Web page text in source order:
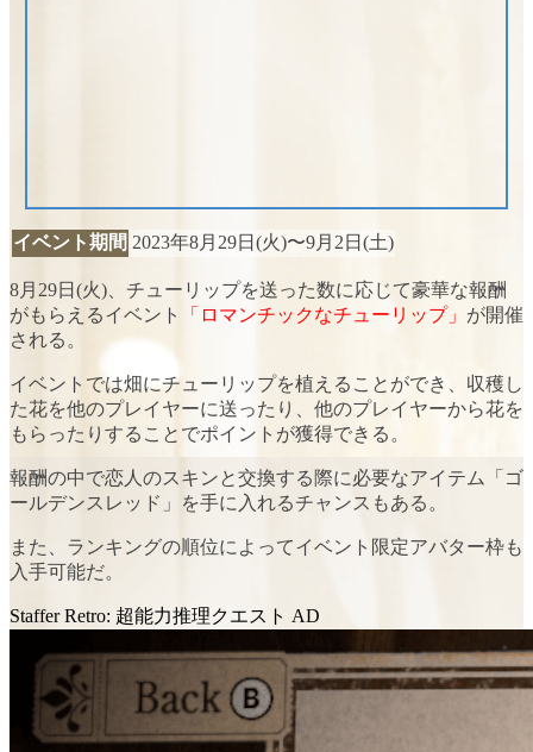
イベント期間 2023年8月29日(火)〜9月2日(土)
8月29日(火)、チューリップを送った数に応じて豪華な報酬
がもらえるイベント
「ロマンチックなチューリップ」 が開催
される。
イベントでは畑にチューリップを植える ことができ、収穫し
た花を他のプレイヤーに送ったり、他のプレイヤーから花を
もらったりすることでポイントが獲得できる。
報酬の中で恋人のスキンと交換する際に必要なアイテム
「ゴ
ールデンスレッド」
を手に入れるチャンスもある。
また、ランキングの順位によってイベント限定アバター枠も
入手可能だ。
Staffer Retro: 超能力推理クエスト AD